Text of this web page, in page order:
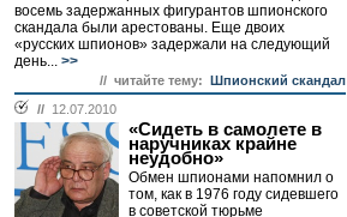
восемь задержанных фигурантов шпионского
скандала были арестованы. Еще двоих
«русских шпионов» задержали на следующий
день... >>
// читайте тему: Шпионский скандал
// 12.07.2010
«Сидеть в самолете в
наручниках крайне
неудобно»
Обмен шпионами напомнил о
том, как в 1976 году сидевшего
в советской тюрьме